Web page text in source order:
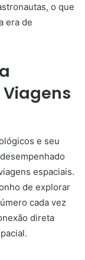
o que
era de
e seu
espaciais.
de explorar
cada vez
direta